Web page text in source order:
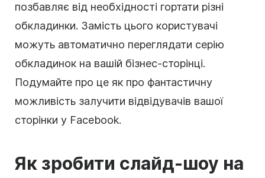
позбавляє від необхідності гортати різні
обкладинки. Замість цього користувачі
можуть автоматично переглядати серію
обкладинок на вашій бізнес-сторінці.
Подумайте про це як про фантастичну
можливість залучити відвідувачів вашої
сторінки у Facebook.
Як зробити слайд-шоу на